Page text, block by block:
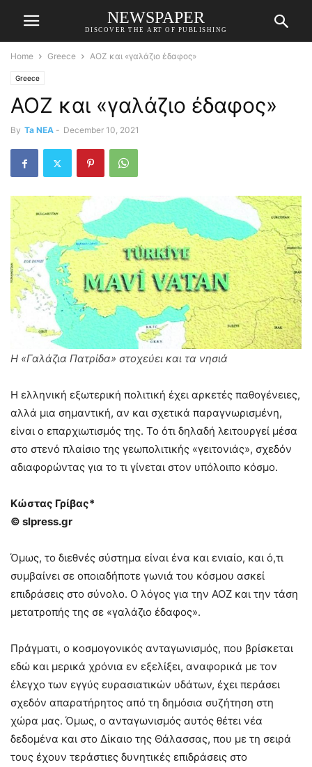
NEWSPAPER
DISCOVER THE ART OF PUBLISHING
Home Greece ΑΟΖ και «γαλάζιο έδαφος»
Greece
ΑΟΖ και «γαλάζιο έδαφος»
By Ta NEA - December 10, 2021
Η «Γαλάζια Πατρίδα» στοχεύει και τα νησιά
Η ελληνική εξωτερική πολιτική έχει αρκετές παθογένειες,
αλλά μια σημαντική, αν και σχετικά παραγνωρισμένη,
είναι ο επαρχιωτισμός της. Το ότι δηλαδή λειτουργεί μέσα
στο στενό πλαίσιο της γεωπολιτικής «γειτονιάς», σχεδόν
αδιαφορώντας για το τι γίνεται στον υπόλοιπο κόσμο.
Κώστας Γρίβας*
© slpress.gr
Όμως, το διεθνές σύστημα είναι ένα και ενιαίο, και ό,τι
συμβαίνει σε οποιαδήποτε γωνιά του κόσμου ασκεί
επιδράσεις στο σύνολο. Ο λόγος για την ΑΟΖ και την τάση
μετατροπής της σε «γαλάζιο έδαφος».
Πράγματι, ο κοσμογονικός ανταγωνισμός, που βρίσκεται
εδώ και μερικά χρόνια εν εξελίξει, αναφορικά με τον
έλεγχο των εγγύς ευρασιατικών υδάτων, έχει περάσει
σχεδόν απαρατήρητος από τη δημόσια συζήτηση στη
χώρα μας. Όμως, ο ανταγωνισμός αυτός θέτει νέα
δεδομένα και στο Δίκαιο της Θάλασσας, που με τη σειρά
τους έχουν τεράστιες δυνητικές επιδράσεις στο